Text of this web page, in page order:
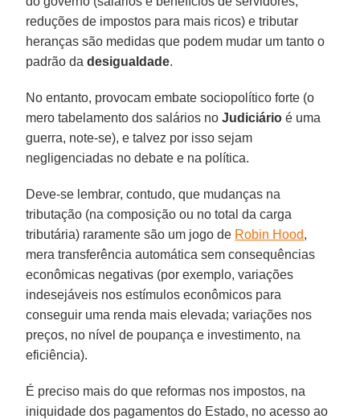
reduções de impostos para mais ricos) e tributar
heranças são medidas que podem mudar um tanto o
padrão dadesigualdade.
No entanto, provocam embate sociopolítico forte (o
mero tabelamento dos salários noJudiciário é uma
guerra, note-se), e talvez por isso sejam
negligenciadas no debate e na política.
Deve-se lembrar, contudo, que mudanças na
tributação (na composição ou no total da carga
tributária) raramente são um jogo de Robin Hood,
mera transferência automática sem consequências
econômicas negativas (por exemplo, variações
indesejáveis nos estímulos econômicos para
conseguir uma renda mais elevada; variações nos
preços, no nível de poupança e investimento, na
eficiência).
É preciso mais do que reformas nos impostos, na
iniquidade dos pagamentos do Estado, no acesso ao